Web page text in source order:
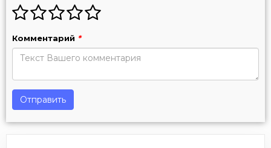
Комментарий *
Отправить